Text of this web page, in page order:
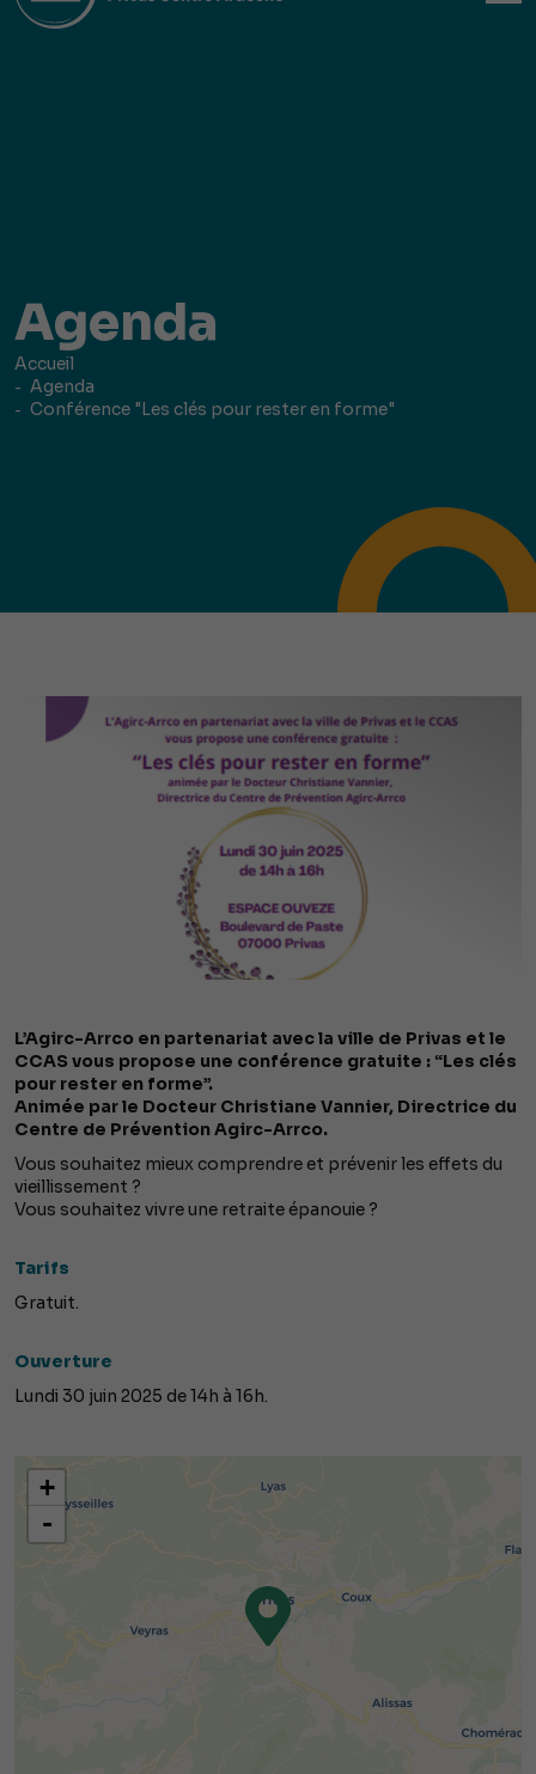
Agenda
Accueil
Agenda
Conférence "Les clés pour rester en forme"
L’Agirc-Arrco en partenariat avec la ville de Privas et le
CCAS vous propose une conférence gratuite : “Les clés
pour rester en forme”.
Animée par le Docteur Christiane Vannier, Directrice du
Centre de Prévention Agirc-Arrco.
Vous souhaitez mieux comprendre et prévenir les effets du
vieillissement ?
Vous souhaitez vivre une retraite épanouie ?
Tarifs
Gratuit.
Ouverture
Lundi 30 juin 2025 de 14h à 16h.
+
-